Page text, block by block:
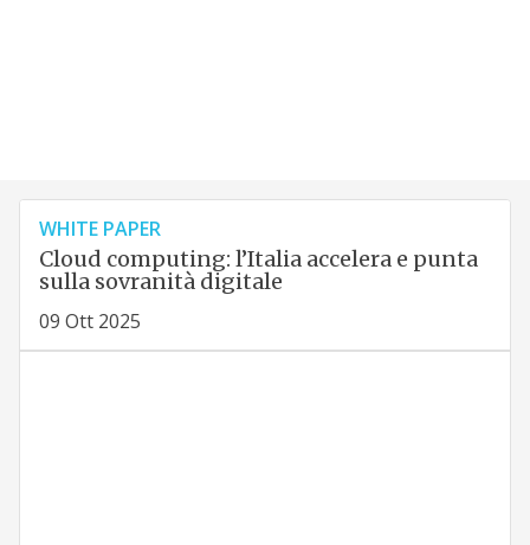
WHITE PAPER
Cloud computing: l’Italia accelera e punta
sulla sovranità digitale
09 Ott 2025